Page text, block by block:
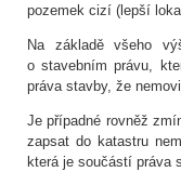
pozemek cizí (lepší
Na základě všeho
o stavebním právu,
práva stavby, že
Je případné rovněž
zapsat do katastru
která je součástí práva